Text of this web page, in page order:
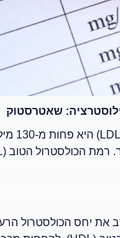
שאטרסטוק